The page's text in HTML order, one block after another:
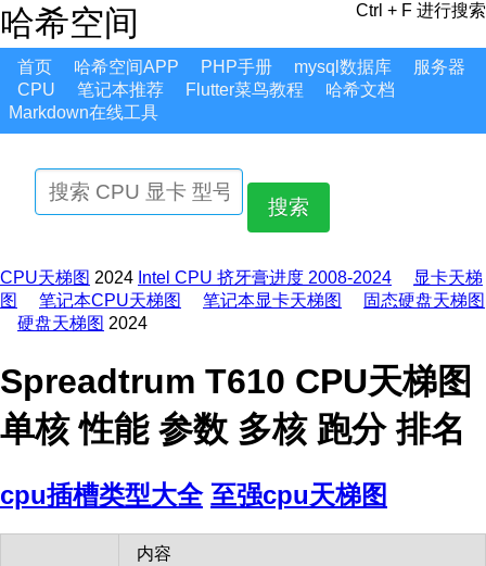
哈希空间 Ctrl + F 进行搜索
首页 哈希空间APP PHP手册 mysql数据库
服务器
CPU
笔记本推荐 Flutter菜鸟教程
哈希文档
Markdown在线工具
搜索
CPU天梯图 2024 Intel CPU 挤牙膏进度 2008-2024
显卡天梯
图
笔记本CPU天梯图 笔记本显卡天梯图
固态硬盘天梯图
硬盘天梯图 2024
Spreadtrum T610 CPU天梯图
单核 性能 参数 多核 跑分 排名
cpu插槽类型大全 至强cpu天梯图
内容